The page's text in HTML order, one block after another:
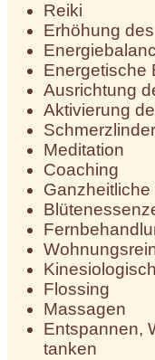
Reiki
Erhöhung
Energetische
Ausrichtung
Aktivierung
Meditation
Coaching
Flossing
Massagen
Entspannen,
tanken